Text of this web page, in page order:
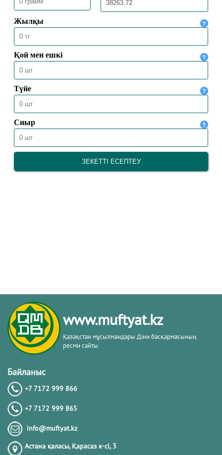
26.06.2026
www.muftyat.kz
Қазақстан мұсылмандары Діни басқармасының
ресми сайты
Байланыс
+7 7172 999 866
+7 7172 999 865
info@muftyat.kz
Астана қаласы, Қарасаз к-сi, 3